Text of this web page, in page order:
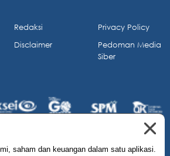
saham dan keuangan dalam satu aplikasi.
Redaksi
Disclaimer
Privacy Policy
Pedoman Media
Siber
Channel. All Rights Reserved.